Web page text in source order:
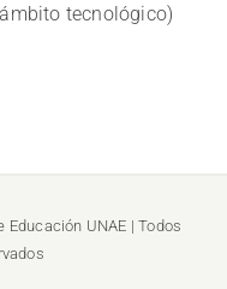
tecnológico)
Educación UNAE | Todos